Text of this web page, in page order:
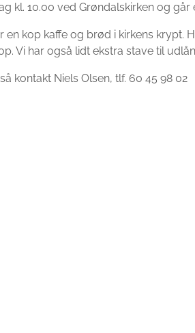
kl. 10.00 ved Grøndalskirken og går
en kop kaffe og brød i kirkens krypt.
Vi har også lidt ekstra stave til
kontakt Niels Olsen, tlf. 60 45 98 02